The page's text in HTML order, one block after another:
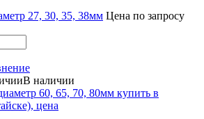
27, 30, 35, 38мм Цена по запросу
В наличии